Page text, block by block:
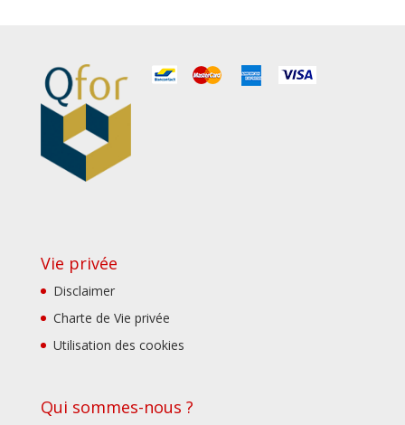
Vie privée
Disclaimer
Charte de Vie privée
Utilisation des cookies
Qui sommes-nous ?